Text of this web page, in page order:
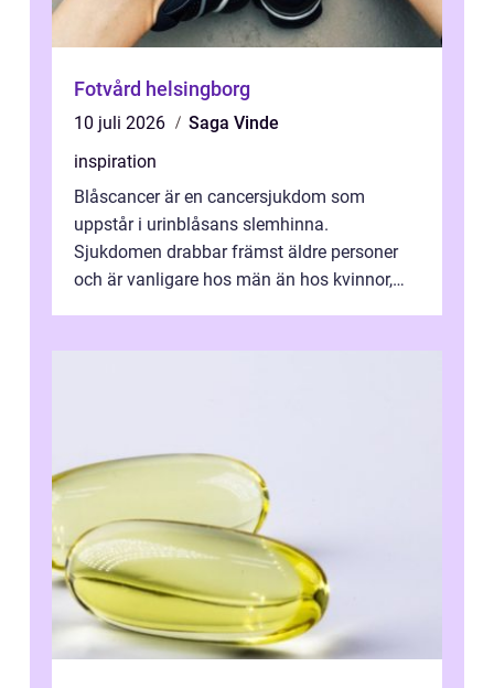
Fotvård helsingborg
10 juli 2026
Saga Vinde
inspiration
Blåscancer är en cancersjukdom som
uppstår i urinblåsans slemhinna.
Sjukdomen drabbar främst äldre personer
och är vanligare hos män än hos kvinnor,